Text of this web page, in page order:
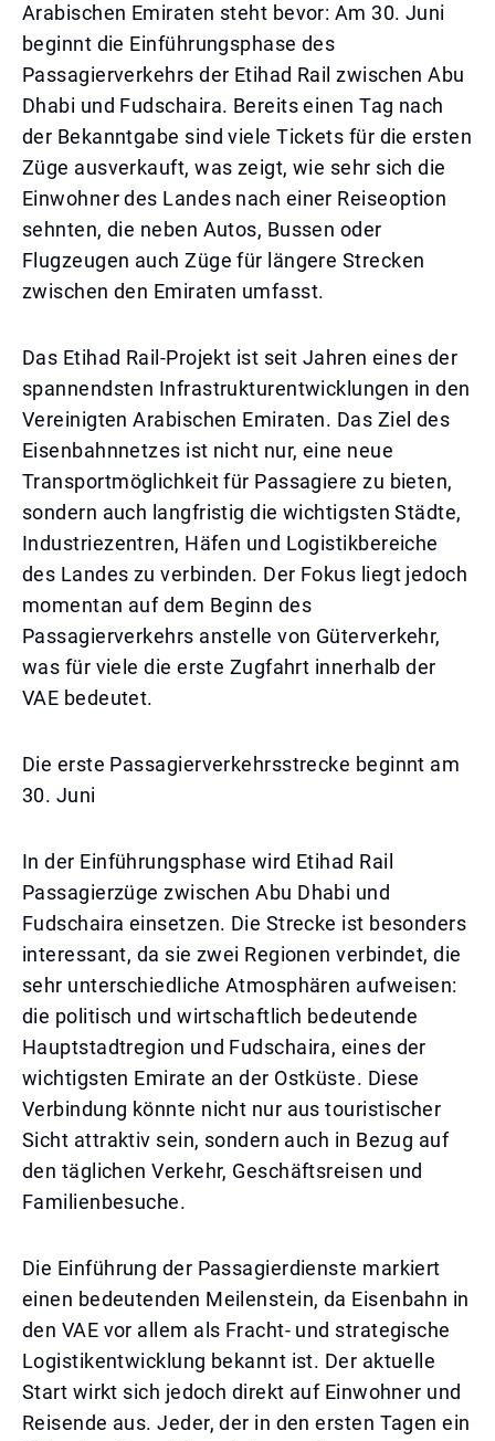
Arabischen Emiraten steht bevor: Am 30. Juni
beginnt die Einführungsphase des
Passagierverkehrs der Etihad Rail zwischen Abu
Dhabi und Fudschaira. Bereits einen Tag nach
der Bekanntgabe sind viele Tickets für die ersten
Züge ausverkauft, was zeigt, wie sehr sich die
Einwohner des Landes nach einer Reiseoption
sehnten, die neben Autos, Bussen oder
Flugzeugen auch Züge für längere Strecken
zwischen den Emiraten umfasst.
Das Etihad Rail-Projekt ist seit Jahren eines der
spannendsten Infrastrukturentwicklungen in den
Vereinigten Arabischen Emiraten. Das Ziel des
Eisenbahnnetzes ist nicht nur, eine neue
Transportmöglichkeit für Passagiere zu bieten,
sondern auch langfristig die wichtigsten Städte,
Industriezentren, Häfen und Logistikbereiche
des Landes zu verbinden. Der Fokus liegt jedoch
momentan auf dem Beginn des
Passagierverkehrs anstelle von Güterverkehr,
was für viele die erste Zugfahrt innerhalb der
VAE bedeutet.
Die erste Passagierverkehrsstrecke beginnt am
30. Juni
In der Einführungsphase wird Etihad Rail
Passagierzüge zwischen Abu Dhabi und
Fudschaira einsetzen. Die Strecke ist besonders
interessant, da sie zwei Regionen verbindet, die
sehr unterschiedliche Atmosphären aufweisen:
die politisch und wirtschaftlich bedeutende
Hauptstadtregion und Fudschaira, eines der
wichtigsten Emirate an der Ostküste. Diese
Verbindung könnte nicht nur aus touristischer
Sicht attraktiv sein, sondern auch in Bezug auf
den täglichen Verkehr, Geschäftsreisen und
Familienbesuche.
Die Einführung der Passagierdienste markiert
einen bedeutenden Meilenstein, da Eisenbahn in
den VAE vor allem als Fracht- und strategische
Logistikentwicklung bekannt ist. Der aktuelle
Start wirkt sich jedoch direkt auf Einwohner und
Reisende aus. Jeder, der in den ersten Tagen ein